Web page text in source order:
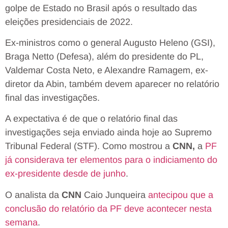
golpe de Estado no Brasil após o resultado das
eleições presidenciais de 2022.
Ex-ministros como o general Augusto Heleno (GSI),
Braga Netto (Defesa), além do presidente do PL,
Valdemar Costa Neto, e Alexandre Ramagem, ex-
diretor da Abin, também devem aparecer no relatório
final das investigações.
A expectativa é de que o relatório final das
investigações seja enviado ainda hoje ao Supremo
Tribunal Federal (STF). Como mostrou a CNN, a PF
já considerava ter elementos para o indiciamento do
ex-presidente desde de junho.
O analista da CNN Caio Junqueira antecipou que a
conclusão do relatório da PF deve acontecer nesta
semana.